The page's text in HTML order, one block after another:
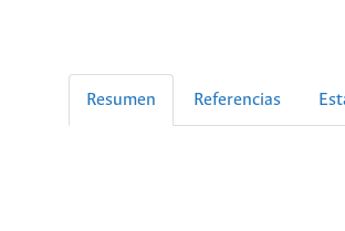
Resumen Referencias